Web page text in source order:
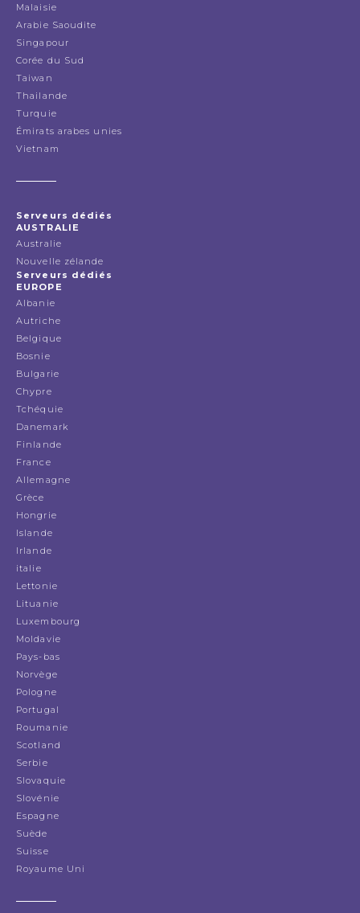
Malaisie
Arabie Saoudite
Singapour
Corée du Sud
Taiwan
Thailande
Turquie
Émirats arabes unies
Vietnam
Serveurs dédiés
AUSTRALIE
Australie
Nouvelle zélande
Serveurs dédiés
EUROPE
Albanie
Autriche
Belgique
Bosnie
Bulgarie
Chypre
Tchéquie
Danemark
Finlande
France
Allemagne
Grèce
Hongrie
Islande
Irlande
italie
Lettonie
Lituanie
Luxembourg
Moldavie
Pays-bas
Norvège
Pologne
Portugal
Roumanie
Scotland
Serbie
Slovaquie
Slovénie
Espagne
Suède
Suisse
Royaume Uni